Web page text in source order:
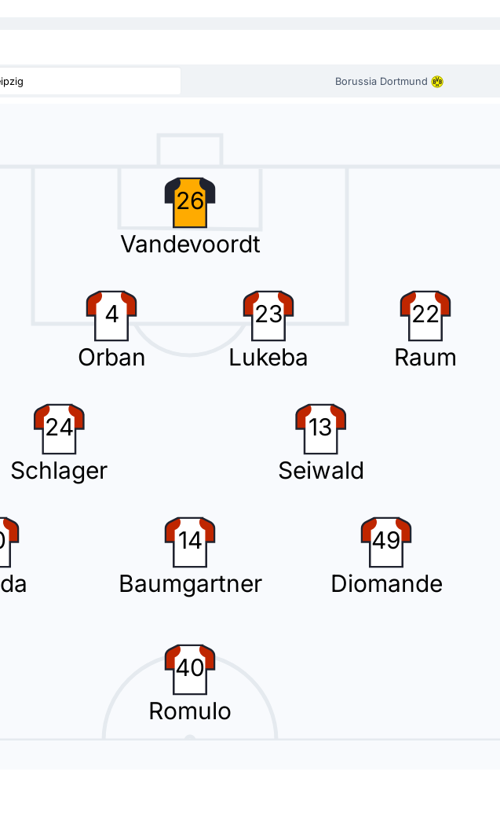
Adeyemi pour Borussia Dortmund qui effectue là son cinquième changement.
changement avec l'entrée en jeu de Fábio Silva à la place de Serhou Guirassy.
est averti par Benjamin Brand, arbitre du match, et ratera donc la prochaine rencontre de son équipe.
Borussia Dortmund
26
Vandevoordt
4
Orban
23
Lukeba
22
Raum
24
Schlager
13
Seiwald
14
Baumgartner
49
Diomande
40
Romulo